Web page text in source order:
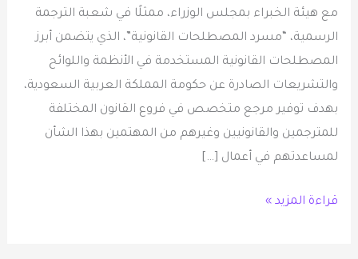
مع هيئة الخبراء بمجلس الوزراء، ممثلًا في شعبة الترجمة
الرسمية، “مسرد المصطلحات القانونية”، الذي يتضمن أبرز
المصطلحات القانونية المستخدمة في الأنظمة واللوائح
والتشريعات الصادرة عن حكومة المملكة العربية السعودية،
بهدف توفير مرجع متخصص في فروع القانون المختلفة
للمترجمين والقانونيين وغيرهم من المهتمين بهذا الشأن
لمساعدتهم في أعمال […]
قراءة المزيد »